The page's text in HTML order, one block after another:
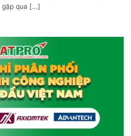
gặp qua [...]